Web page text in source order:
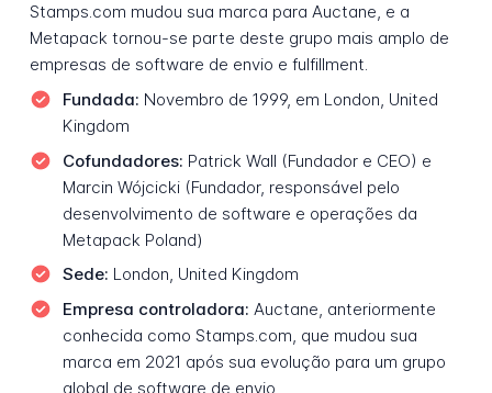
Stamps.com mudou sua marca para Auctane, e a
Metapack tornou-se parte deste grupo mais amplo de
empresas de software de envio e fulfillment.
Fundada: Novembro de 1999, em London, United
Kingdom
Cofundadores: Patrick Wall (Fundador e CEO) e
Marcin Wójcicki (Fundador, responsável pelo
desenvolvimento de software e operações da
Metapack Poland)
Sede: London, United Kingdom
Empresa controladora: Auctane, anteriormente
conhecida como Stamps.com, que mudou sua
marca em 2021 após sua evolução para um grupo
global de software de envio